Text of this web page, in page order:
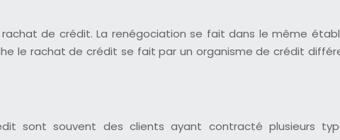
de crédit. La renégociation se fait dans le même
le rachat de crédit se fait par un organisme de crédit
sont souvent des clients ayant contracté plusieurs